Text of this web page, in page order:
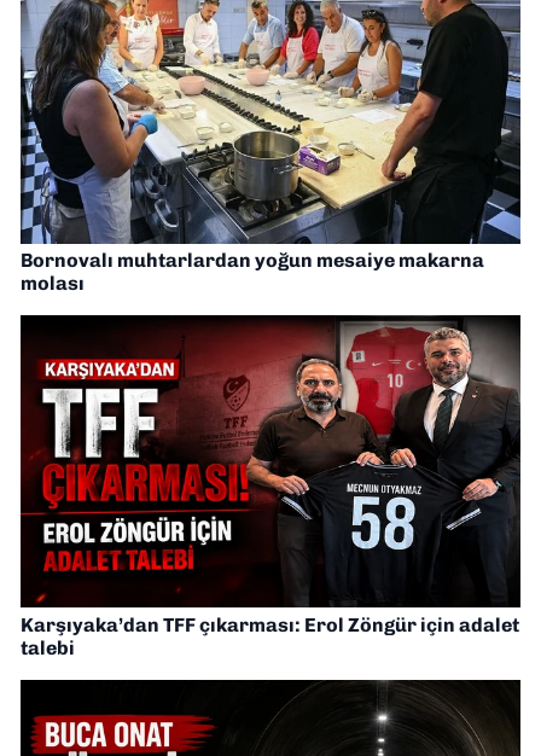
Bornovalı muhtarlardan yoğun mesaiye makarna
molası
Karşıyaka’dan TFF çıkarması: Erol Zöngür için adalet
talebi